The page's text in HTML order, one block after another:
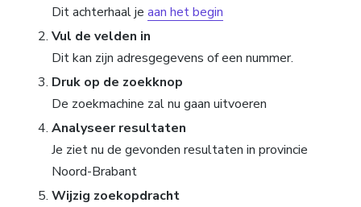
Dit achterhaal je aan het begin
Vul de velden in
Dit kan zijn adresgegevens of een nummer.
Druk op de zoekknop
De zoekmachine zal nu gaan uitvoeren
Analyseer resultaten
Je ziet nu de gevonden resultaten in provincie
Noord-Brabant
Wijzig zoekopdracht